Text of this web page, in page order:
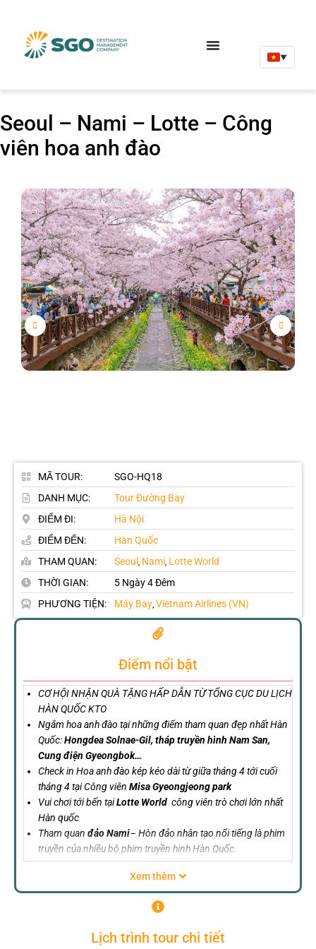
▼
Seoul – Nami – Lotte – Công
viên hoa anh đào
MÃ TOUR:
SGO-HQ18
DANH MỤC:
Tour Đường Bay
ĐIỂM ĐI:
Hà Nội
ĐIỂM ĐẾN:
Hàn Quốc
THAM QUAN:
Seoul , Nami, Lotte World
THỜI GIAN:
5 Ngày 4 Đêm
PHƯƠNG TIỆN:
Máy Bay, Vietnam Airlines (VN)
Điểm nổi bật
CƠ HỘI NHẬN QUÀ TẶNG HẤP DẪN TỪ TỔNG CỤC DU LỊCH
HÀN QUỐC KTO
Ngắm hoa anh đào tại những điểm tham quan đẹp nhất Hàn
Quốc:Hongdea Solnae-Gil, tháp truyền hình Nam San,
Cung điện Gyeongbok…
Check in Hoa anh đào kép kéo dài từ giữa tháng 4 tới cuối
tháng 4 tại Công viên Misa Gyeongjeong park
Vui chơi tới bến tạiLotte World công viên trò chơi lớn nhất
Hàn quốc
Tham quan đảo Nami– Hòn đảo nhân tạo nổi tiếng là phim
truyền của nhiều bộ phim truyền hinh Hàn Quốc.
Hệ thống dịch vụ khách sạn tiêu chuẩn 3- 4* trung tâm thủ đô
Sử dụng hành trình Bay ngày hàng không quốc gia 4*
Vietnam Airlines, đa bao gồm 12kg xách tay + 23kg kí gửi
Xem thêm
Lịch trình tour chi tiết